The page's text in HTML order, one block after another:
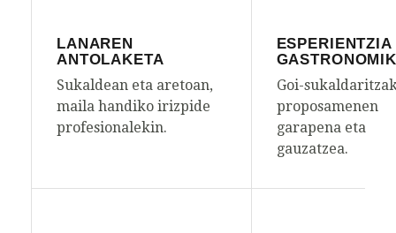
LANAREN
ANTOLAKETA
Sukaldean eta aretoan,
maila handiko irizpide
profesionalekin.
ESPERIENTZIA
Goi-
proposamenen
garapena eta
gauzatzea.